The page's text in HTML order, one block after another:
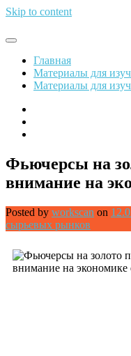
Skip to content
Обрети
Главная
Материалы для
Материалы для
Фьючерсы на
внимание на
Posted by workscan on
сырьевых рынков